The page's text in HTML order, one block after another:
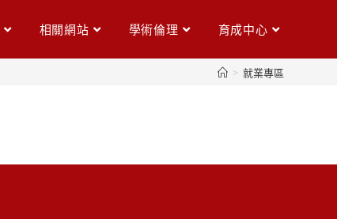
相關網站 學術倫理 育成中心
> 就業專區